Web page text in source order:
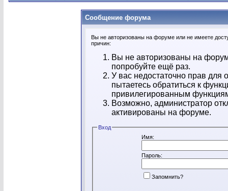
Сообщение форума
Вы не авторизованы на форуме или не имеете
причин:
Вы не авторизованы на
попробуйте ещё раз.
У вас недостаточно прав
пытаетесь обратиться к
привилегированным
Возможно, администратор
активированы на форуме.
Вход
Имя:
Пароль:
Запомнить?